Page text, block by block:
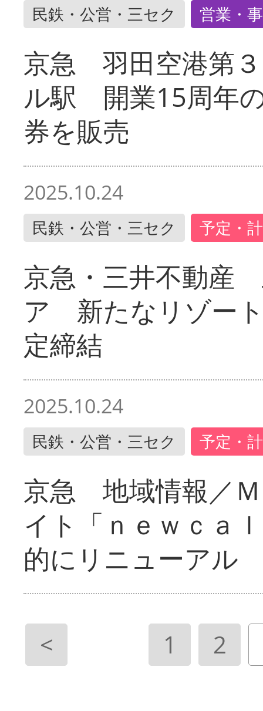
民鉄・公営・三セク 営業・
京急 羽田空港第
ル駅 開業15周年
券を販売
2025.10.24
民鉄・公営・三セク 予定・
京急・三井不動産
ア 新たなリゾー
定締結
2025.10.24
民鉄・公営・三セク 予定・
京急 地域情報／
イト「ｎｅｗｃａ
的にリニューアル
< 1 2